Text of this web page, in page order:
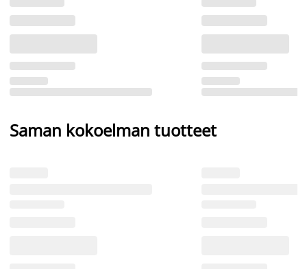
Saman kokoelman tuotteet